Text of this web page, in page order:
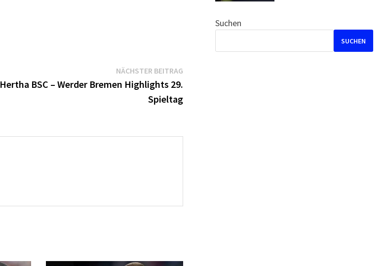
NÄCHSTER BEITRAGNächster
Hertha BSC – Werder Bremen Highlights 29.
Spieltag
Suchen
SUCHEN